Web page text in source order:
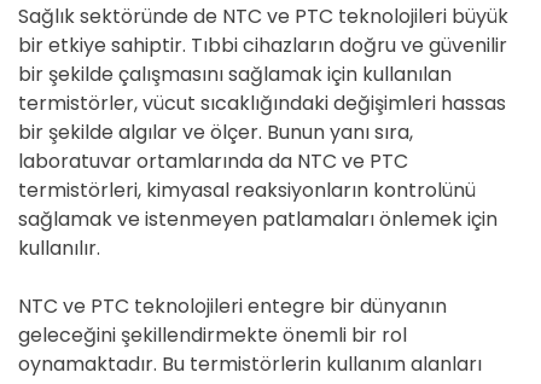
Sağlık sektöründe de NTC ve PTC teknolojileri büyük
bir etkiye sahiptir. Tıbbi cihazların doğru ve güvenilir
bir şekilde çalışmasını sağlamak için kullanılan
termistörler, vücut sıcaklığındaki değişimleri hassas
bir şekilde algılar ve ölçer. Bunun yanı sıra,
laboratuvar ortamlarında da NTC ve PTC
termistörleri, kimyasal reaksiyonların kontrolünü
sağlamak ve istenmeyen patlamaları önlemek için
kullanılır.
NTC ve PTC teknolojileri entegre bir dünyanın
geleceğini şekillendirmekte önemli bir rol
oynamaktadır. Bu termistörlerin kullanım alanları